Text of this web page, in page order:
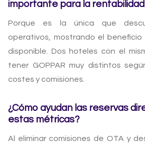
importante para la
Porque es la única que
operativos, mostrando el
disponible. Dos hoteles con el
tener GOPPAR muy distintos
costes y comisiones.
¿Cómo ayudan las reservas
estas métricas?
Al eliminar comisiones de OTA y